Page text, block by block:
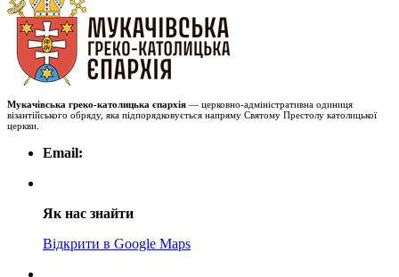
Мукачівська греко-католицька єпархія — церковно-адміністративна одиниця
візантійського обряду, яка підпорядковується напряму Святому Престолу католицької
церкви.
Email:
Як нас знайти
Відкрити в Google Maps